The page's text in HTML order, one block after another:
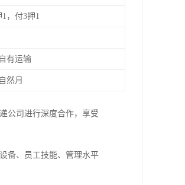
，付3押1
有运输
然月
公司进行深度合作，享受
备、员工技能、管理水平